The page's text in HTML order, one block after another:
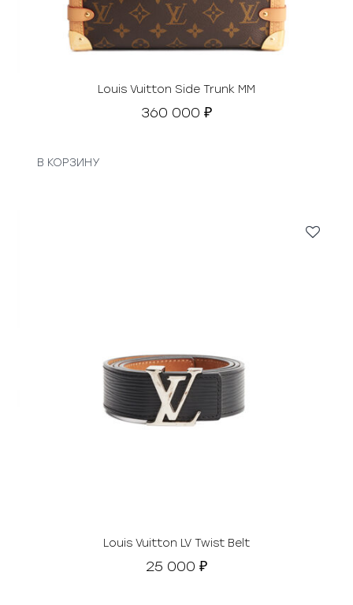
Louis Vuitton Side Trunk MM
360 000 ₽
В КОРЗИНУ
Louis Vuitton LV Twist Belt
25 000 ₽